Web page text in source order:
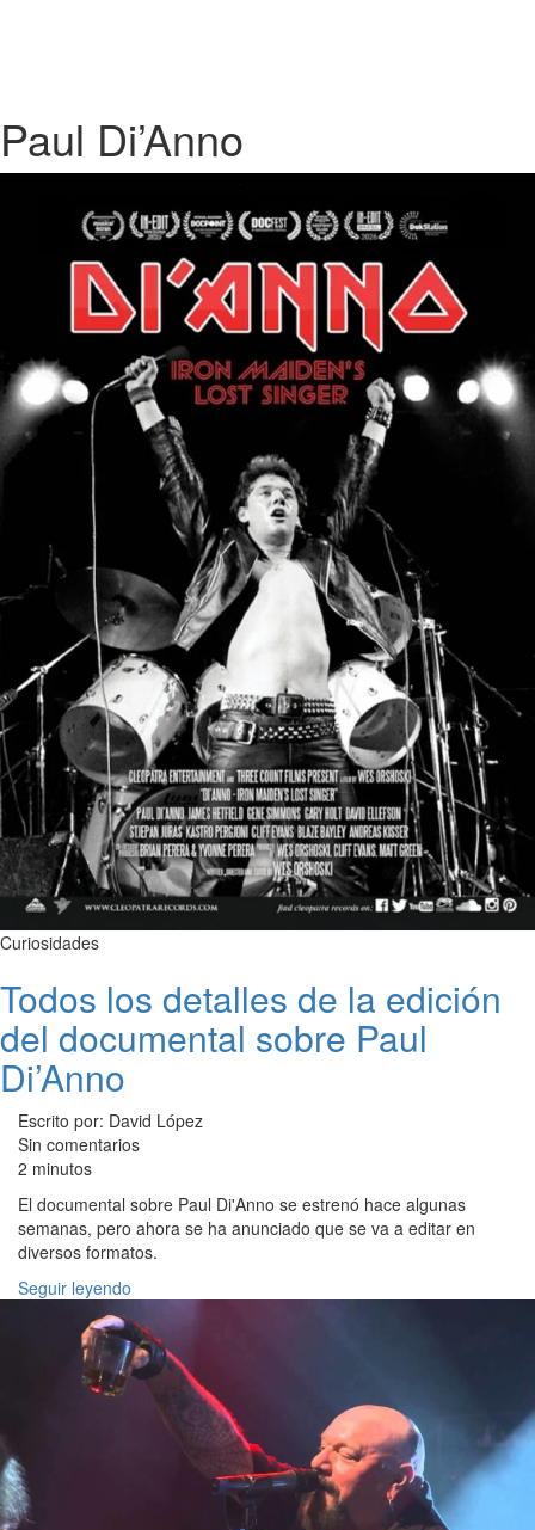
Paul Di’Anno
Curiosidades
Todos los detalles de la edición
del documental sobre Paul
Di’Anno
Escrito por: David López
Sin comentarios
2 minutos
El documental sobre Paul Di'Anno se estrenó hace algunas
semanas, pero ahora se ha anunciado que se va a editar en
diversos formatos.
Seguir leyendo